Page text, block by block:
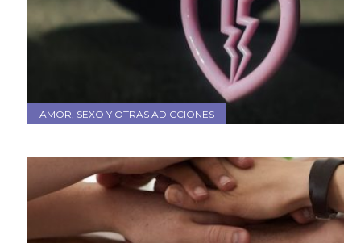
AMOR, SEXO Y OTRAS ADICCIONES